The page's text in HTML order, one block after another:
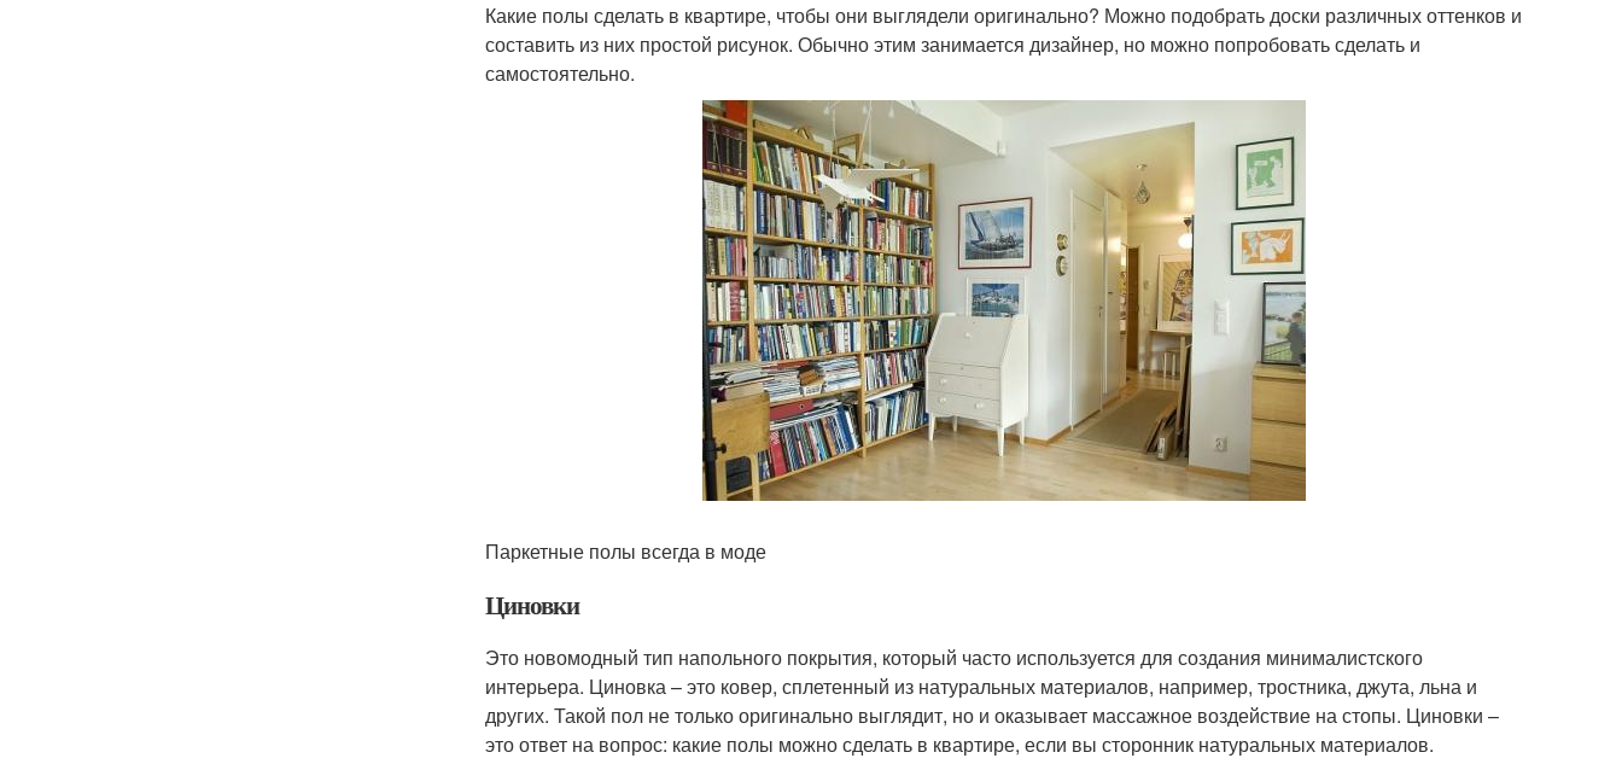
Какие полы сделать в квартире, чтобы они выглядели оригинально? Можно подобрать доски различных оттенков и
составить из них простой рисунок. Обычно этим занимается дизайнер, но можно попробовать сделать и
самостоятельно.
Паркетные полы всегда в моде
Циновки
Это новомодный тип напольного покрытия, который часто используется для создания минималистского
интерьера. Циновка – это ковер, сплетенный из натуральных материалов, например, тростника, джута, льна и
других. Такой пол не только оригинально выглядит, но и оказывает массажное воздействие на стопы. Циновки –
это ответ на вопрос: какие полы можно сделать в квартире, если вы сторонник натуральных материалов.